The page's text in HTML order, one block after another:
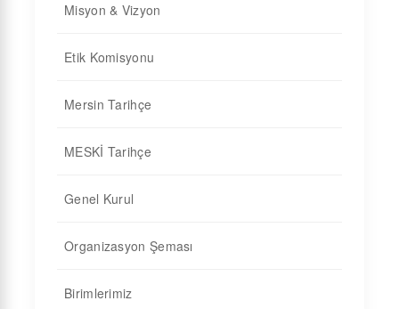
Misyon & Vizyon
Etik Komisyonu
Mersin Tarihçe
MESKİ Tarihçe
Genel Kurul
Organizasyon Şeması
Birimlerimiz